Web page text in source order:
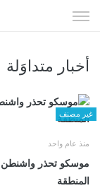
الى
أخبار متداوَلة
غير مصنف
منذ عام واحد
موسكو تحذر واشنطن:
المنطقة